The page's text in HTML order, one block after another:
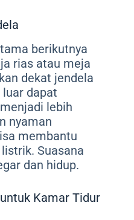
berikutnya
rias atau meja
dekat jendela
dapat
lebih
nyaman
membantu
Suasana
dan hidup.
Kamar Tidur